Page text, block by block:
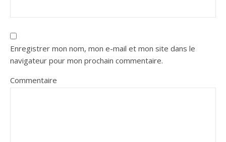
Enregistrer mon nom, mon e-mail et mon site dans le
navigateur pour mon prochain commentaire.
Commentaire